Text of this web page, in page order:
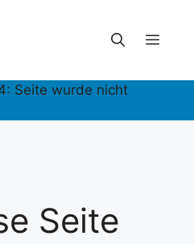
Seite wurde nicht
Seite